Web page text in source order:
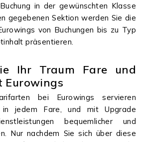
in der gewünschten Klasse
gegebenen Sektion werden Sie die
von Buchungen bis zu Typ
präsentieren.
Ihr Traum Fare und
Eurowings
bei Eurowings servieren
in jedem Fare, und mit Upgrade
bequemlicher und
Nur nachdem Sie sich über diese